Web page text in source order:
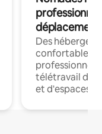
déplacement
Des
confortables
professionnels
télétravail
et d'espaces